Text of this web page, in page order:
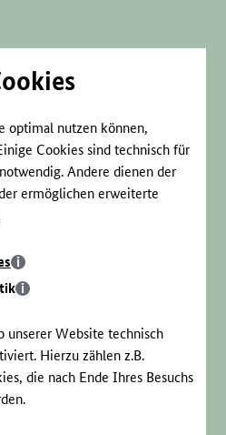
optimal nutzen können,
Cookies sind technisch für
Andere dienen der
ermöglichen erweiterte
unserer Website technisch
Hierzu zählen z.B.
die nach Ende Ihres Besuchs